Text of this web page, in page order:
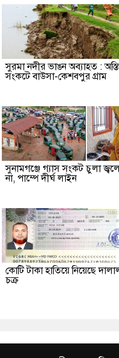
সুরমা নদীর ভাঙন অব্যাহত :
সংকটে বাউসা-কেশবপুর গ্রাম
সুনামগঞ্জে গ্যাস সংকট চুলা
না, পাম্পে দীর্ঘ লাইন
কোটি টাকা হাতিয়ে নিয়েছে
চক্র